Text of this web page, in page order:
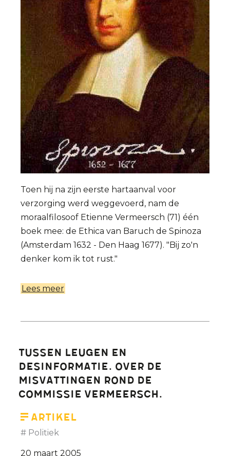
Toen hij na zijn eerste hartaanval voor
verzorging werd weggevoerd, nam de
moraalfilosoof Etienne Vermeersch (71) één
boek mee: de Ethica van Baruch de Spinoza
(Amsterdam 1632 - Den Haag 1677). "Bij zo'n
denker kom ik tot rust."
Lees meer
verlichte
mens
Tussen leugen en
desinformatie. Over de
misvattingen rond de
commissie Vermeersch.
Artikel
Politiek
20 maart 2005